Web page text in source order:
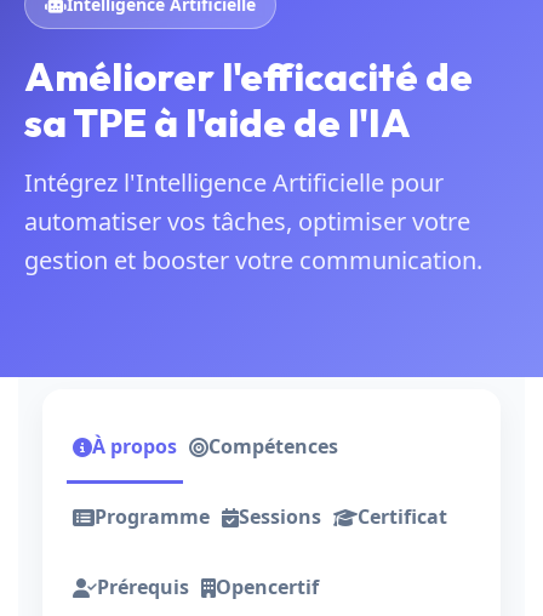
Améliorer l'efficacité de
sa TPE à l'aide de l'IA
Intégrez l'Intelligence Artificielle pour
automatiser vos tâches, optimiser votre
gestion et booster votre communication.
À propos Compétences
Programme Sessions Certificat
Prérequis Opencertif